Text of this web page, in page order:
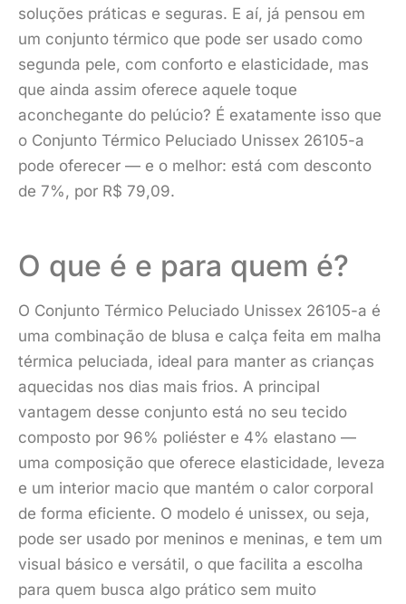
soluções práticas e seguras. E aí, já pensou em
um conjunto térmico que pode ser usado como
segunda pele, com conforto e elasticidade, mas
que ainda assim oferece aquele toque
aconchegante do pelúcio? É exatamente isso que
o Conjunto Térmico Peluciado Unissex 26105-a
pode oferecer — e o melhor: está com desconto
de 7%, por R$ 79,09.
O que é e para quem é?
O Conjunto Térmico Peluciado Unissex 26105-a é
uma combinação de blusa e calça feita em malha
térmica peluciada, ideal para manter as crianças
aquecidas nos dias mais frios. A principal
vantagem desse conjunto está no seu tecido
composto por 96% poliéster e 4% elastano —
uma composição que oferece elasticidade, leveza
e um interior macio que mantém o calor corporal
de forma eficiente. O modelo é unissex, ou seja,
pode ser usado por meninos e meninas, e tem um
visual básico e versátil, o que facilita a escolha
para quem busca algo prático sem muito